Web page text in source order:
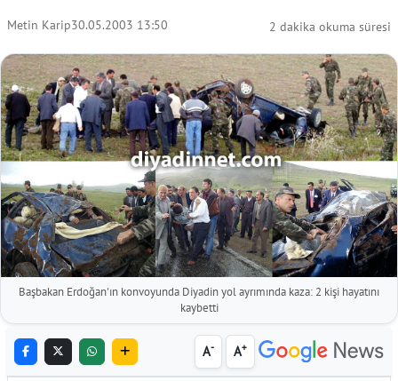
Metin Karip30.05.2003 13:50 2 dakika okuma süresi
Başbakan Erdoğan'ın konvoyunda Diyadin yol ayrımında kaza: 2 kişi hayatını
kaybetti
A- A+